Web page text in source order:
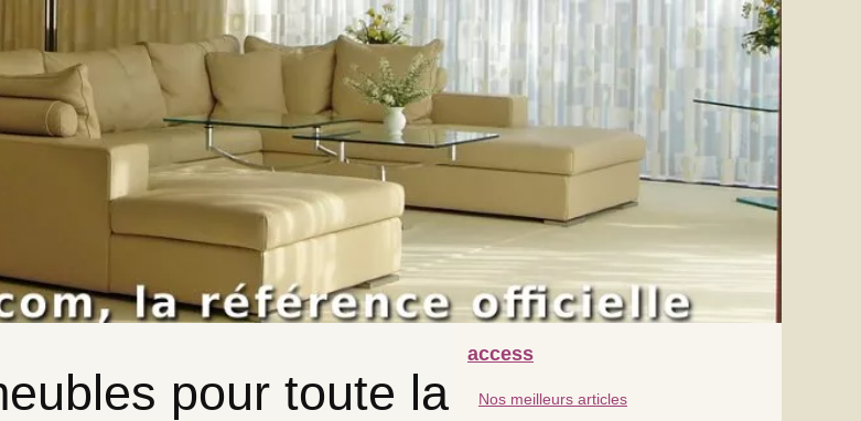
pour toute la
access
Nos meilleurs articles